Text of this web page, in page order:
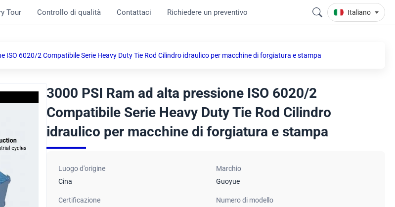
Tour Controllo di qualità Contattaci Richiedere un preventivo Italiano
ISO 6020/2 Compatibile Serie Heavy Duty Tie Rod Cilindro idraulico per macchine di forgiatura e stampa
3000 PSI Ram ad alta pressione ISO 6020/2
Compatibile Serie Heavy Duty Tie Rod Cilindro
idraulico per macchine di forgiatura e stampa
Luogo d'origine
Cina
Marchio
Guoyue
Certificazione
Numero di modello